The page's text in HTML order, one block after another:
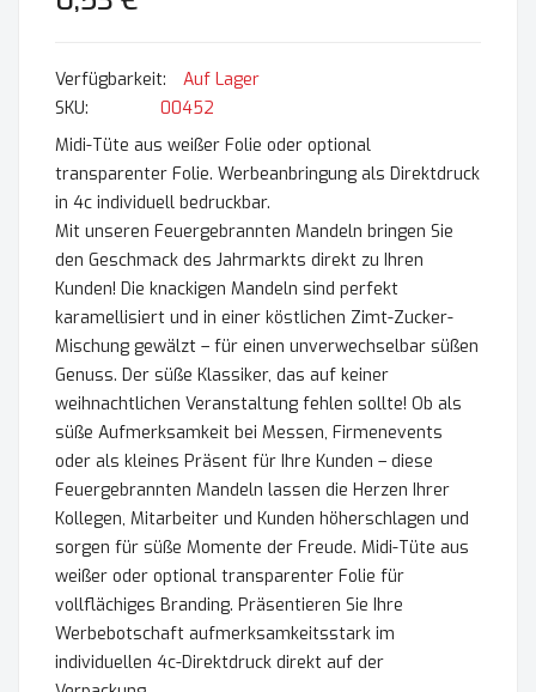
Auf Lager
SKU
00452
Midi-Tüte aus weißer Folie oder optional
transparenter Folie. Werbeanbringung als Direktdruck
in 4c individuell bedruckbar.
Mit unseren Feuergebrannten Mandeln bringen Sie
den Geschmack des Jahrmarkts direkt zu Ihren
Kunden! Die knackigen Mandeln sind perfekt
karamellisiert und in einer köstlichen Zimt-Zucker-
Mischung gewälzt – für einen unverwechselbar süßen
Genuss. Der süße Klassiker, das auf keiner
weihnachtlichen Veranstaltung fehlen sollte! Ob als
süße Aufmerksamkeit bei Messen, Firmenevents
oder als kleines Präsent für Ihre Kunden – diese
Feuergebrannten Mandeln lassen die Herzen Ihrer
Kollegen, Mitarbeiter und Kunden höherschlagen und
sorgen für süße Momente der Freude. Midi-Tüte aus
weißer oder optional transparenter Folie für
vollflächiges Branding. Präsentieren Sie Ihre
Werbebotschaft aufmerksamkeitsstark im
individuellen 4c-Direktdruck direkt auf der